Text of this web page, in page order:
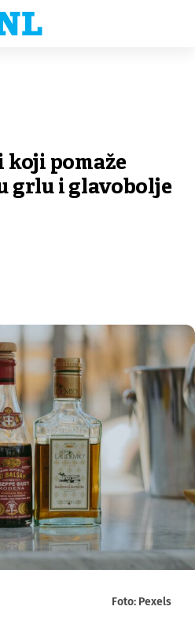
koji pomaže
grlu i glavobolje
Foto: Pexels